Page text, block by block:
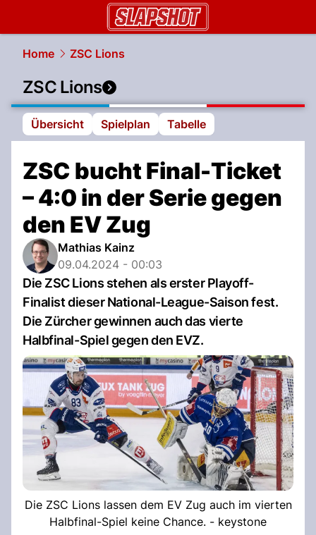
Home ZSC Lions
ZSC Lions
Übersicht Spielplan Tabelle
ZSC bucht Final-Ticket
– 4:0 in der Serie gegen
den EV Zug
Mathias Kainz
09.04.2024 - 00:03
Die ZSC Lions stehen als erster Playoff-
Finalist dieser National-League-Saison fest.
Die Zürcher gewinnen auch das vierte
Halbfinal-Spiel gegen den EVZ.
Die ZSC Lions lassen dem EV Zug auch im vierten
Halbfinal-Spiel keine Chance. - keystone